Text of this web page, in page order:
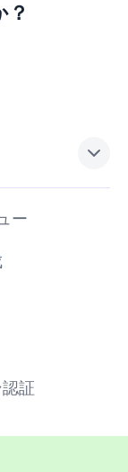
？
ー
証